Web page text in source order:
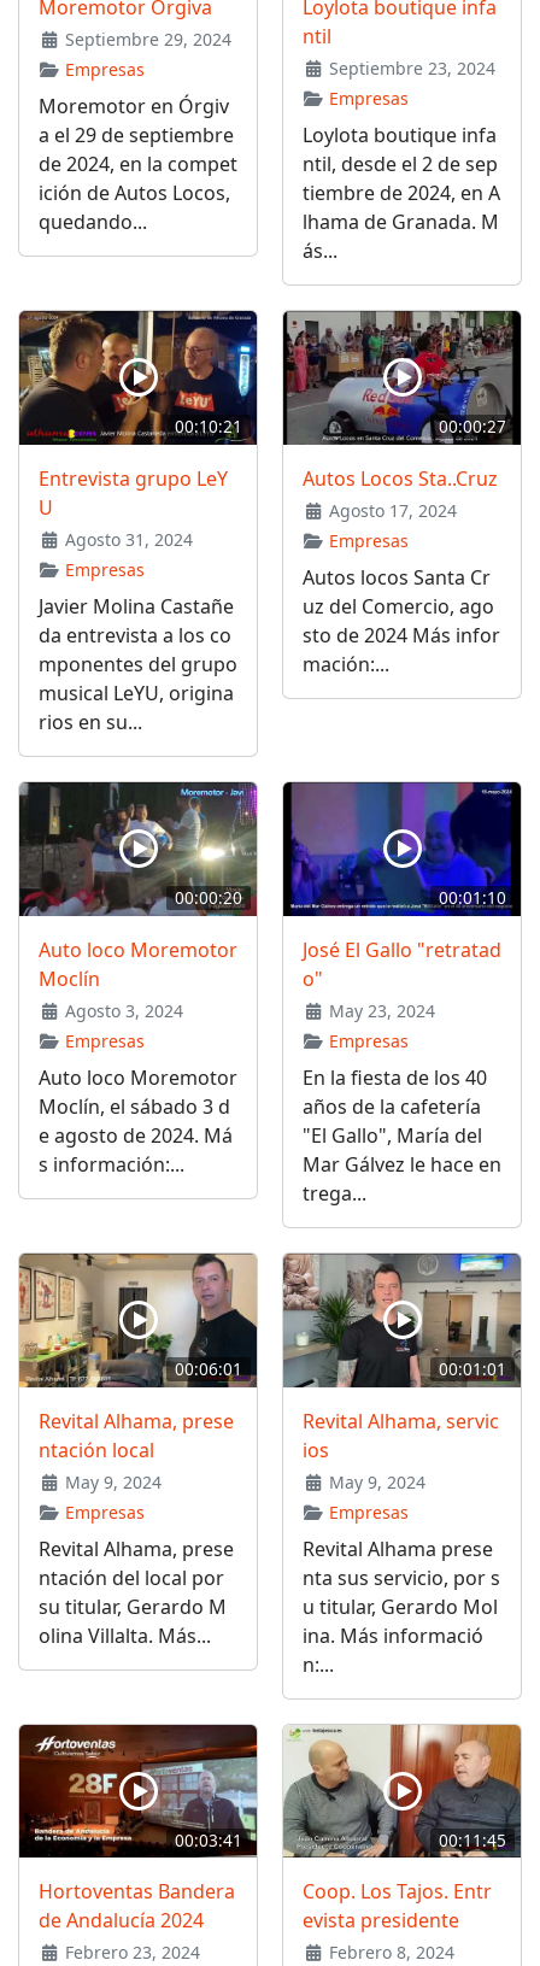
Moremotor Órgiva
Septiembre 29, 2024
Empresas
Moremotor en Órgiv
a el 29 de septiembre
de 2024, en la compet
ición de Autos Locos,
quedando...
Loylota boutique infa
ntil
Septiembre 23, 2024
Empresas
Loylota boutique infa
ntil, desde el 2 de sep
tiembre de 2024, en A
lhama de Granada. M
ás...
00:10:21
Entrevista grupo LeY
U
Agosto 31, 2024
Empresas
Javier Molina Castañe
da entrevista a los co
mponentes del grupo
musical LeYU, origina
rios en su...
00:00:27
Autos Locos Sta..Cruz
Agosto 17, 2024
Empresas
Autos locos Santa Cr
uz del Comercio, ago
sto de 2024 Más infor
mación:...
00:00:20
Auto loco Moremotor
Moclín
Agosto 3, 2024
Empresas
Auto loco Moremotor
Moclín, el sábado 3 d
e agosto de 2024. Má
s información:...
00:01:10
José El Gallo "retratad
o"
May 23, 2024
Empresas
En la fiesta de los 40
años de la cafetería
"El Gallo", María del
Mar Gálvez le hace en
trega...
00:06:01
Revital Alhama, prese
ntación local
May 9, 2024
Empresas
Revital Alhama, prese
ntación del local por
su titular, Gerardo M
olina Villalta. Más...
00:01:01
Revital Alhama, servic
ios
May 9, 2024
Empresas
Revital Alhama prese
nta sus servicio, por s
u titular, Gerardo Mol
ina. Más informació
n:...
00:03:41
Hortoventas Bandera
de Andalucía 2024
Febrero 23, 2024
00:11:45
Coop. Los Tajos. Entr
evista presidente
Febrero 8, 2024